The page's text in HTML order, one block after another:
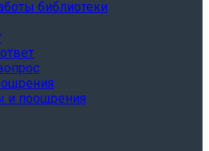
библиотеки
и поощрения